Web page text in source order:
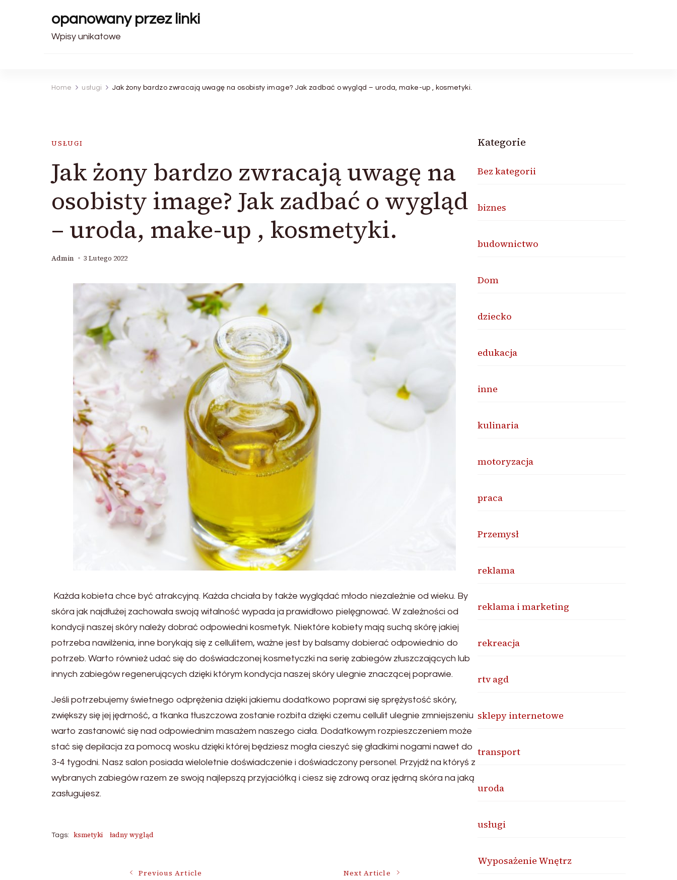
opanowany przez linki
Wpisy unikatowe
Home usługi Jak żony bardzo zwracają uwagę na osobisty image? Jak zadbać o wygląd – uroda, make-up , kosmetyki.
USŁUGI
Jak żony bardzo zwracają uwagę na
osobisty image? Jak zadbać o wygląd
– uroda, make-up , kosmetyki.
Admin 3 Lutego 2022
Każda kobieta chce być atrakcyjną. Każda chciała by także wyglądać młodo niezależnie od wieku. By
skóra jak najdłużej zachowała swoją witalność wypada ja prawidłowo pielęgnować. W zależności od
kondycji naszej skóry należy dobrać odpowiedni kosmetyk. Niektóre kobiety mają suchą skórę jakiej
potrzeba nawilżenia, inne borykają się z cellulitem, ważne jest by balsamy dobierać odpowiednio do
potrzeb. Warto również udać się do doświadczonej kosmetyczki na serię zabiegów złuszczających lub
innych zabiegów regenerujących dzięki którym kondycja naszej skóry ulegnie znaczącej poprawie.
Jeśli potrzebujemy świetnego odprężenia dzięki jakiemu dodatkowo poprawi się sprężystość skóry,
zwiększy się jej jędrność, a tkanka tłuszczowa zostanie rozbita dzięki czemu cellulit ulegnie zmniejszeniu
warto zastanowić się nad odpowiednim masażem naszego ciała. Dodatkowym rozpieszczeniem może
stać się depilacja za pomocą wosku dzięki której będziesz mogła cieszyć się gładkimi nogami nawet do
3-4 tygodni. Nasz salon posiada wieloletnie doświadczenie i doświadczony personel. Przyjdź na któryś z
wybranych zabiegów razem ze swoją najlepszą przyjaciółką i ciesz się zdrową oraz jędrną skóra na jaką
zasługujesz.
Tags: ksmetyki ładny wygląd
Previous Article Next Article
Kategorie
Bez kategorii
biznes
budownictwo
Dom
dziecko
edukacja
inne
kulinaria
motoryzacja
praca
Przemysł
reklama
reklama i marketing
rekreacja
rtv agd
sklepy internetowe
transport
uroda
usługi
Wyposażenie Wnętrz